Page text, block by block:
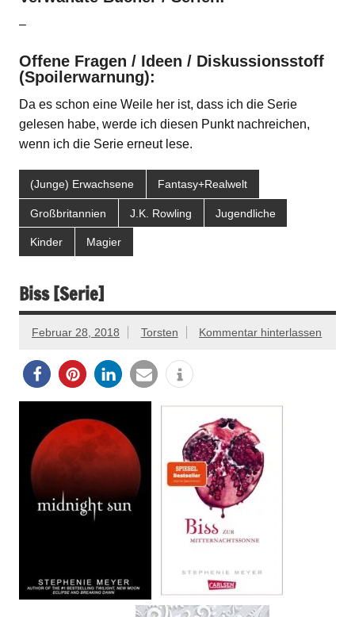
–
Offene Fragen / Ideen / Diskussionsstoff
(Spoilerwarnung):
Da es schon eine Weile her ist, dass ich die Serie
gelesen habe, werde ich diesen Punkt nachreichen,
wenn ich die Serie erneut lese.
(Junge) Erwachsene Fantasy+Realwelt
Großbritannien J.K. Rowling Jugendliche
Kinder Magier
Biss [Serie]
Februar 28, 2018 Torsten Kommentar hinterlassen